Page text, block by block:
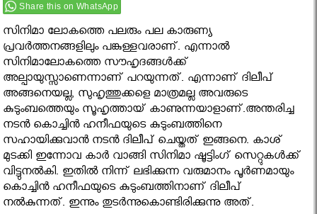
Share this on WhatsApp
സിനിമാ ലോകത്തെ പലരും പല കാരുണ്യ
പ്രവര്‍ത്തനങ്ങളിലും പങ്കുള്ളവരാണ്. എന്നാല്‍
സിനിമാലോകത്തെ സൗഹൃദങ്ങള്‍ക്ക്
അല്പായുസ്സാണെന്നാണ് പറയുന്നത്. എന്നാണ് ദിലീപ്
അങ്ങനെയല്ല, സുഹൃത്തുക്കളെ മാത്രമല്ല അവരുടെ
കുടുംബത്തെയും സൂഹൃത്തായ് കാണുന്നയാളാണ്.അന്തരിച്ച
നടന്‍ കൊച്ചിന്‍ ഹനീഫയുടെ കുടുംബത്തിനെ
സഹായിക്കുവാന്‍ നടന്‍ ദിലീപ് ചെയ്തത് ഇങ്ങനെ. കാശ്
മുടക്കി ഇന്നോവ കാര്‍ വാങ്ങി സിനിമാ ഷൂട്ടിംഗ് സെറ്റുകള്‍ക്ക്
വിട്ടുനല്‍കി. ഇതില്‍ നിന്ന് ലഭിക്കുന്ന വരുമാനം പൂര്‍ണമായും
കൊച്ചിന്‍ ഹനീഫയുടെ കുടുംബത്തിനാണ് ദിലീപ്
നല്‍കുന്നത്. ഇന്നും തുടര്‍ന്നുകൊണ്ടിരിക്കുന്നു അത്.